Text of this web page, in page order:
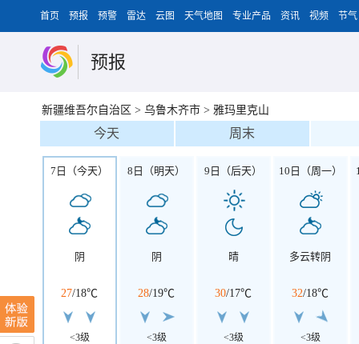
首页 预报 预警 雷达 云图 天气地图 专业产品 资讯 视频 节气
预报
新疆维吾尔自治区 > 乌鲁木齐市 > 雅玛里克山
今天 周末
7日（今天）
阴
27/18℃
<3级
8日（明天）
阴
28/19℃
<3级
9日（后天）
晴
30/17℃
<3级
10日（周一）
多云转阴
32/18℃
<3级